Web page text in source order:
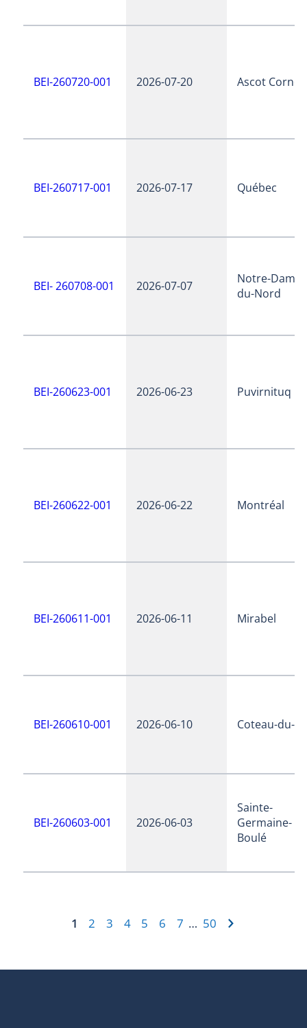
BEI-260720-001 2026-07-20 Ascot Corner
BEI-260717-001 2026-07-17 Québec
BEI- 260708-001 2026-07-07
Notre-Dame-
du-Nord
BEI-260623-001 2026-06-23 Puvirnituq
BEI-260622-001 2026-06-22 Montréal
BEI-260611-001 2026-06-11 Mirabel
BEI-260610-001 2026-06-10 Coteau-du-
BEI-260603-001 2026-06-03
Sainte-
Germaine-
Boulé
1 2 3 4 5 6 7 … 50